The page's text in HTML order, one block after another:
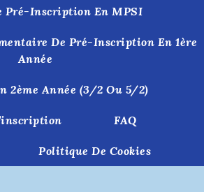
Pré-Inscription En MPSI
De Pré-Inscription En 1ère
Année
2ème Année (3/2 Ou 5/2)
FAQ
Politique De Cookies